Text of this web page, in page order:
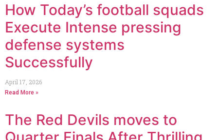
How Today’s football squads
Execute Intense pressing
defense systems
Successfully
April 17, 2026
Read More »
The Red Devils moves to